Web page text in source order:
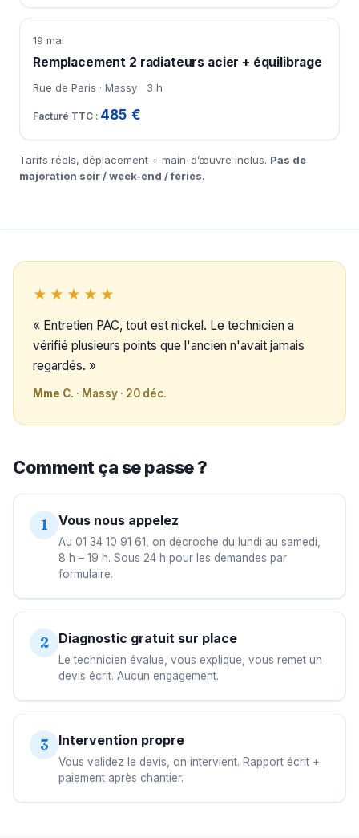
19 mai
Remplacement 2 radiateurs acier + équilibrage
Rue de Paris · Massy 3 h
485 €
Tarifs réels, déplacement + main-d’œuvre inclus. Pas de
majoration soir / week-end / fériés.
★★★★★
« Entretien PAC, tout est nickel. Le technicien a
vérifié plusieurs points que l'ancien n'avait jamais
regardés. »
Mme C. · Massy · 20 déc.
Comment ça se passe ?
1 Vous nous appelez
Au 01 34 10 91 61, on décroche du lundi au samedi,
8 h – 19 h. Sous 24 h pour les demandes par
formulaire.
2 Diagnostic gratuit sur place
Le technicien évalue, vous explique, vous remet un
devis écrit. Aucun engagement.
3 Intervention propre
Vous validez le devis, on intervient. Rapport écrit +
paiement après chantier.